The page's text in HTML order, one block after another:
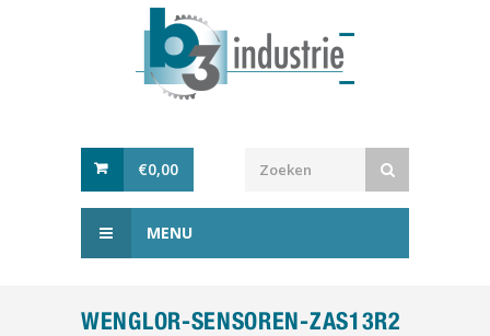
€0,00
MENU
WENGLOR-SENSOREN-ZAS13R2